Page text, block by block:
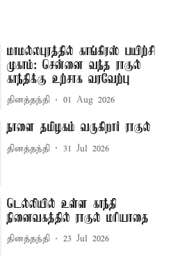
மாமல்லபுரத்தில் காங்கிரஸ் பயிற்சி
முகாம்: சென்னை வந்த ராகுல்
காந்திக்கு உற்சாக வரவேற்பு
தினத்தந்தி 01 Aug 2026
நாளை தமிழகம் வருகிறார் ராகுல்
தினத்தந்தி 31 Jul 2026
டெல்லியில் உள்ள காந்தி
நினைவகத்தில் ராகுல் மரியாதை
தினத்தந்தி 23 Jul 2026